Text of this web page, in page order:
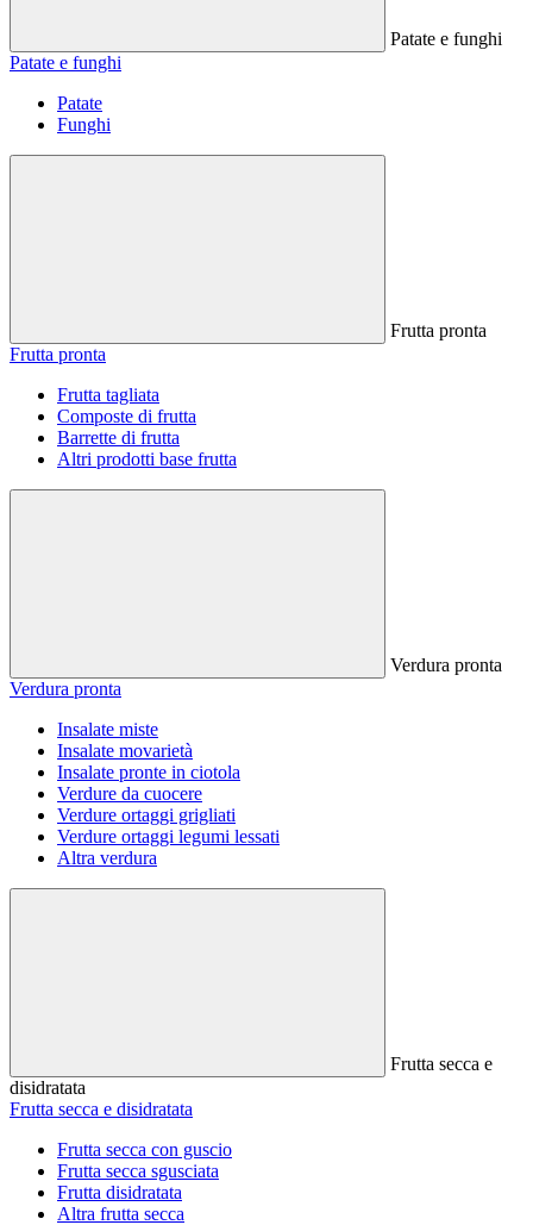
Patate e funghi
Patate e funghi
Patate
Funghi
Frutta pronta
Frutta pronta
Frutta tagliata
Composte di frutta
Barrette di frutta
Altri prodotti base frutta
Verdura pronta
Verdura pronta
Insalate miste
Insalate movarietà
Insalate pronte in ciotola
Verdure da cuocere
Verdure ortaggi grigliati
Verdure ortaggi legumi lessati
Altra verdura
Frutta secca e
disidratata
Frutta secca e disidratata
Frutta secca con guscio
Frutta secca sgusciata
Frutta disidratata
Altra frutta secca